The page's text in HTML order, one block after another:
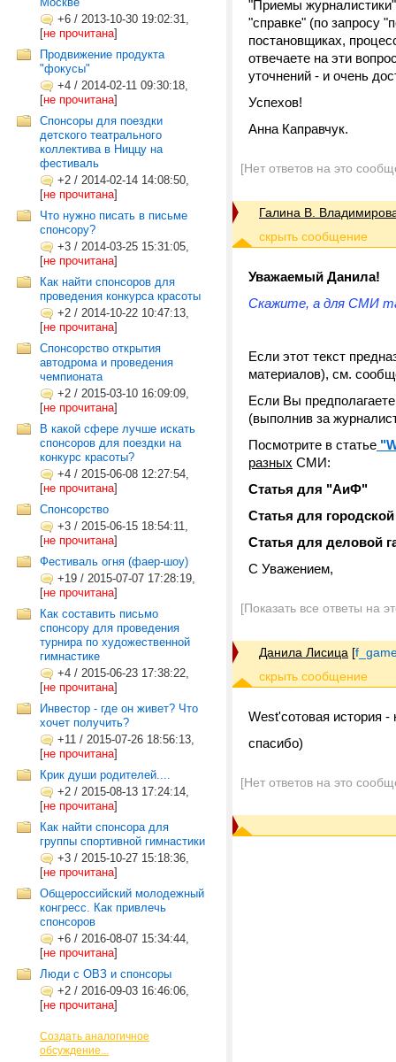
+6 / 2013-10-30 19:02:31,
[не прочитана]
Продвижение продукта
"фокусы"
+4 / 2014-02-11 09:30:18,
[не прочитана]
Спонсоры для поездки
детского театрального
коллектива в Ниццу на
фестиваль
+2 / 2014-02-14 14:08:50,
[не прочитана]
Что нужно писать в письме
спонсору?
+3 / 2014-03-25 15:31:05,
[не прочитана]
Как найти спонсоров для
проведения конкурса красоты
+2 / 2014-10-22 10:47:13,
[не прочитана]
Спонсорство открытия
автодрома и проведения
чемпионата
+2 / 2015-03-10 16:09:09,
[не прочитана]
В какой сфере лучше искать
спонсоров для поездки на
конкурс красоты?
+4 / 2015-06-08 12:27:54,
[не прочитана]
Спонсорство
+3 / 2015-06-15 18:54:11,
[не прочитана]
Фестиваль огня (фаер-шоу)
+19 / 2015-07-07 17:28:19,
[не прочитана]
Как составить письмо
спонсору для проведения
турнира по художественной
гимнастике
+4 / 2015-06-23 17:38:22,
[не прочитана]
Инвестор - где он живет? Что
хочет получить?
+11 / 2015-07-26 18:56:13,
[не прочитана]
Крик души родителей....
+2 / 2015-08-13 17:24:14,
[не прочитана]
Как найти спонсора для
группы спортивной гимнастики
+3 / 2015-10-27 15:18:36,
[не прочитана]
Общероссийский молодежный
конгресс. Как привлечь
спонсоров
+6 / 2016-08-07 15:34:44,
[не прочитана]
Люди с ОВЗ и спонсоры
+2 / 2016-09-03 16:46:06,
[не прочитана]
Создать аналогичное
обсуждение...
"Приемы
"справке" (по запросу
постановщиках,
отвечаете на эти
уточнений - и очень
Успехов!
Анна Каправчук.
[Нет ответов на это
Галина В.
Уважаемый Данила!
Скажите, а для СМИ
Если этот текст
материалов), см.
Если Вы
(выполнив за
Посмотрите в статье
разных СМИ:
Статья для "АиФ"
Статья для городской
Статья для деловой
С Уважением,
[Показать все ответы на
Данила Лисица [
West'сотовая история
спасибо)
[Нет ответов на это